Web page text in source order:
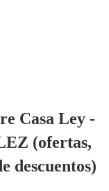
Casa Ley -
(ofertas,
descuentos)